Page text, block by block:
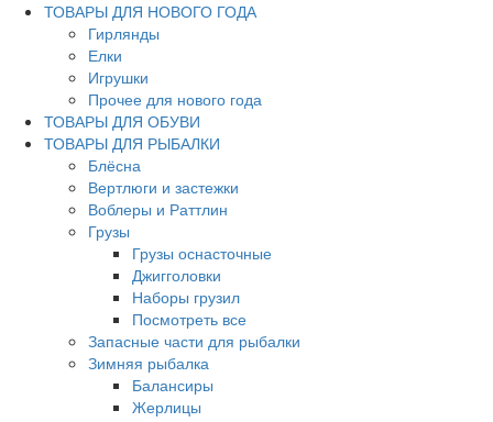
ТОВАРЫ ДЛЯ НОВОГО ГОДА
Гирлянды
Елки
Игрушки
Прочее для нового года
ТОВАРЫ ДЛЯ ОБУВИ
ТОВАРЫ ДЛЯ РЫБАЛКИ
Блёсна
Вертлюги и застежки
Воблеры и Раттлин
Грузы
Грузы оснасточные
Джигголовки
Наборы грузил
Посмотреть все
Запасные части для рыбалки
Зимняя рыбалка
Балансиры
Жерлицы